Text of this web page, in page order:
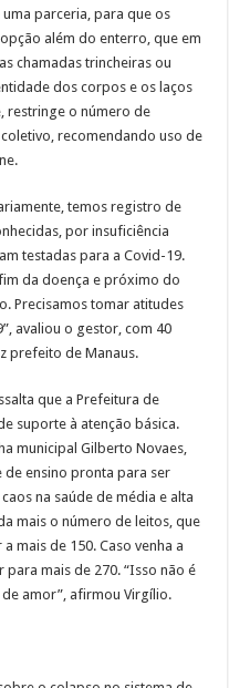
parceria, para que os
além do enterro, que em
chamadas trincheiras ou
dos corpos e os laços
restringe o número de
recomendando uso de
temos registro de
por insuficiência
testadas para a Covid-19.
da doença e próximo do
Precisamos tomar atitudes
avaliou o gestor, com 40
prefeito de Manaus.
que a Prefeitura de
suporte à atenção básica.
municipal Gilberto Novaes,
de ensino pronta para ser
na saúde de média e alta
mais o número de leitos, que
mais de 150. Caso venha a
mais de 270. “Isso não é
amor”, afirmou Virgílio.